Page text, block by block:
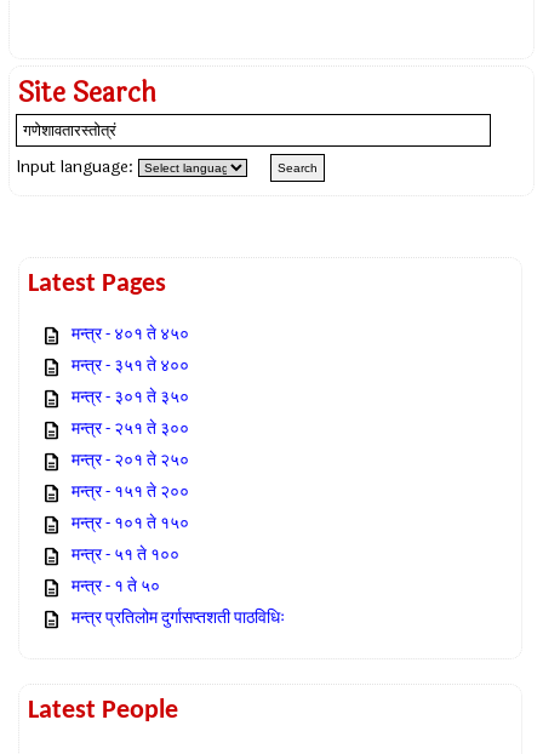
Site Search
Input language:
Latest Pages
मन्त्र - ४०१ ते ४५०
मन्त्र - ३५१ ते ४००
मन्त्र - ३०१ ते ३५०
मन्त्र - २५१ ते ३००
मन्त्र - २०१ ते २५०
मन्त्र - १५१ ते २००
मन्त्र - १०१ ते १५०
मन्त्र - ५१ ते १००
मन्त्र - १ ते ५०
मन्त्र प्रतिलोम दुर्गासप्तशती पाठविधिः
Latest People